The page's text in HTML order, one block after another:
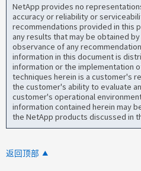
NetApp provides no
accuracy or reliability or
recommendations provided in this
any results that may be obtained
observance of any
information in this document is
information or the implementation
techniques herein is a customer's
the customer's ability to evaluate
customer's operational
information contained herein may
the NetApp products discussed in
返回顶部